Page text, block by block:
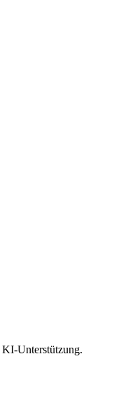
KI-Unterstützung.